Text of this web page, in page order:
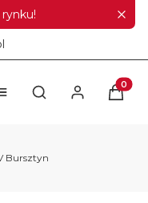
rynku!
Otwórz
Bursztyn